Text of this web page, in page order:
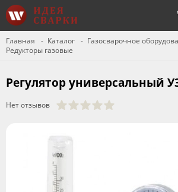
Главная Каталог
Газосварочное
Редукторы газовые
Регулятор универсальный
Нет отзывов